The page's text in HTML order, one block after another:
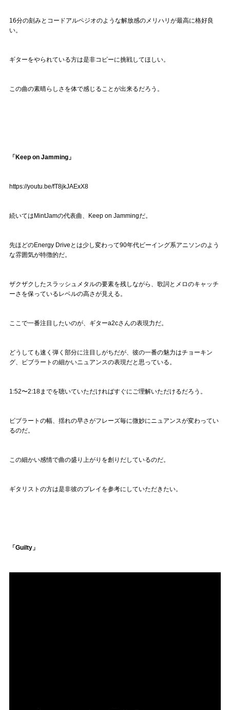
16分の刻みとコードアルペジオのような解放感のメリハリが最高に格好良
い。
ギターをやられている方は是非コピーに挑戦してほしい。
この曲の素晴らしさを体で感じることが出来るだろう。
「Keep on Jamming」
https://youtu.be/fT8jkJAExX8
続いてはMintJamの代表曲、Keep on Jammingだ。
先ほどのEnergy Driveとは少し変わって90年代ビーイング系アニソンのよう
な雰囲気が特徴的だ。
ザクザクしたスラッシュメタルの要素を残しながら、歌詞とメロのキャッチ
ーさを保っているレベルの高さが見える。
ここで一番注目したいのが、ギターa2cさんの表現力だ。
どうしても速く弾く部分に注目しがちだが、彼の一番の魅力はチョーキン
グ、ビブラートの細かいニュアンスの表現だと思っている。
1:52〜2:18までを聴いていただければすぐにご理解いただけるだろう。
ビブラートの幅、揺れの早さがフレーズ毎に微妙にニュアンスが変わってい
るのだ。
この細かい感情で曲の盛り上がりを創りだしているのだ。
ギタリストの方は是非彼のプレイを参考にしていただきたい。
「Guilty」